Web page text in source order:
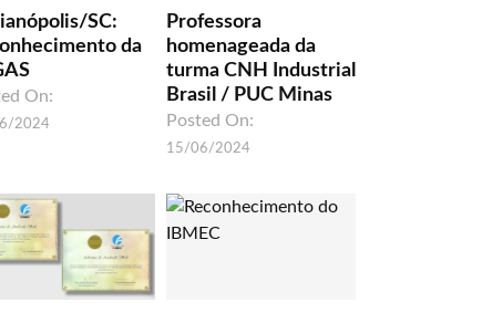
SC:
da
On:
2024
Professora
homenageada da
turma CNH Industrial
Brasil / PUC Minas
Posted On:
15/06/2024